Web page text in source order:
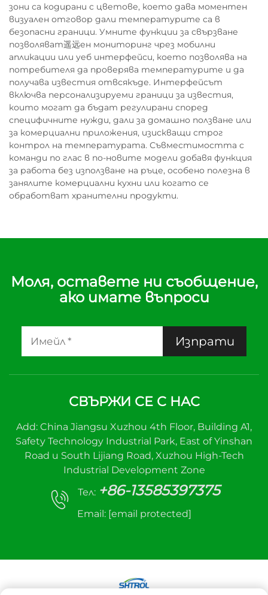
зони са кодирани с цветове, което дава моментен
визуален отговор дали температурите са в
безопасни граници. Умните функции за свързване
позволяват遥远ен мониторинг чрез мобилни
апликации или уеб интерфейси, което позволява на
потребителя да проверява температурите и да
получава известия отвсякъде. Интерфейсът
включва персонализируеми граници за известия,
които могат да бъдат регулирани според
специфичните нужди, дали за домашно ползване или
за комерциални приложения, изискващи строг
контрол на температурата. Съвместимостта с
команди по глас в по-новите модели добавя функция
за работа без използване на ръце, особено полезна в
занялите комерциални кухни или когато се
обработват хранителни продукти.
Моля, оставете ни съобщение,
ако имате въпроси
Изпрати
СВЪРЖИ СЕ С НАС
Add: China Jiangsu Xuzhou 4th Floor, Building A1,
Safety Technology Industrial Park, East of Yinshan
Road и South Lijiang Road, Xuzhou High-Tech
Industrial Development Zone
Тел: +86-13585397375
Email: [email protected]